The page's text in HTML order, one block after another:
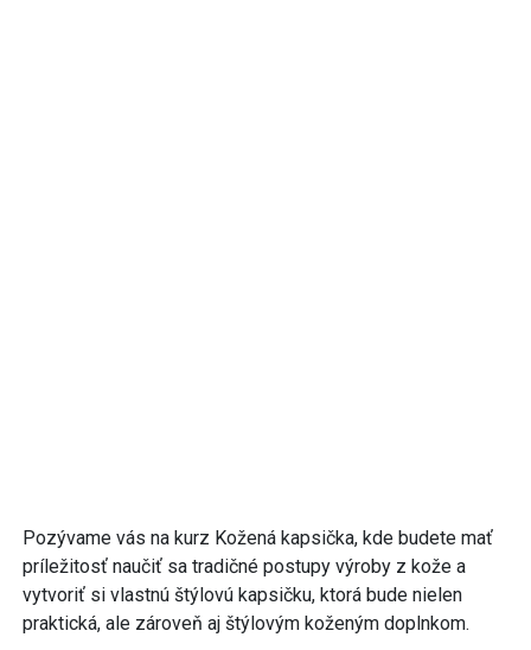
Pozývame vás na kurz Kožená kapsička, kde budete mať
príležitosť naučiť sa tradičné postupy výroby z kože a
vytvoriť si vlastnú štýlovú kapsičku, ktorá bude nielen
praktická, ale zároveň aj štýlovým koženým doplnkom.